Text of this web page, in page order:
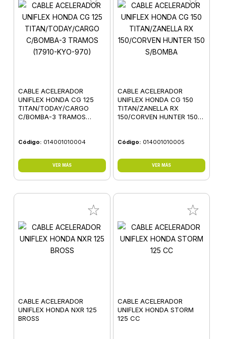
CABLE ACELERADOR
UNIFLEX HONDA CG 125
TITAN/TODAY/CARGO
C/BOMBA-3 TRAMOS
Código: 014001010004
VER MÁS
CABLE ACELERADOR
UNIFLEX HONDA CG 150
TITAN/ZANELLA RX
150/CORVEN HUNTER 150
Código: 014001010005
VER MÁS
CABLE ACELERADOR
UNIFLEX HONDA NXR 125
BROSS
CABLE ACELERADOR
UNIFLEX HONDA STORM
125 CC